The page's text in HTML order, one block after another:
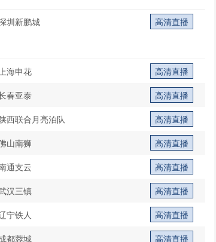
圳新鹏城 高清直播
海申花
高清直播
春亚泰
高清直播
西联合月亮泊队
高清直播
山南狮
高清直播
通支云
高清直播
汉三镇
高清直播
宁铁人
高清直播
都蓉城 高清直播